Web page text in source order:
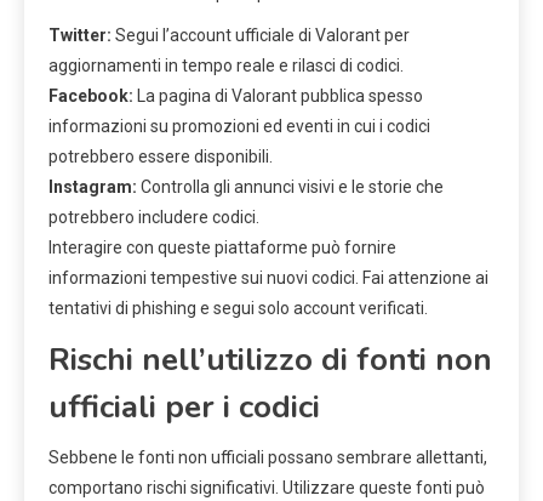
Twitter: Segui l’account ufficiale di Valorant per
aggiornamenti in tempo reale e rilasci di codici.
Facebook: La pagina di Valorant pubblica spesso
informazioni su promozioni ed eventi in cui i codici
potrebbero essere disponibili.
Instagram: Controlla gli annunci visivi e le storie che
potrebbero includere codici.
Interagire con queste piattaforme può fornire
informazioni tempestive sui nuovi codici. Fai attenzione ai
tentativi di phishing e segui solo account verificati.
Rischi nell’utilizzo di fonti non
ufficiali per i codici
Sebbene le fonti non ufficiali possano sembrare allettanti,
comportano rischi significativi. Utilizzare queste fonti può